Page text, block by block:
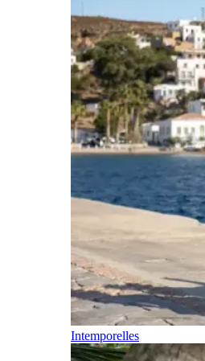
Intemporelles